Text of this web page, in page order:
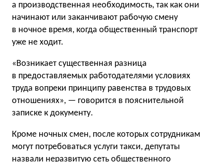
а производственная необходимость, так как они
начинают или заканчивают рабочую смену
в ночное время, когда общественный транспорт
уже не ходит.
«Возникает существенная разница
в предоставляемых работодателями условиях
труда вопреки принципу равенства в трудовых
отношениях», — говорится в пояснительной
записке к документу.
Кроме ночных смен, после которых сотрудникам
могут потребоваться услуги такси, депутаты
назвали неразвитую сеть общественного